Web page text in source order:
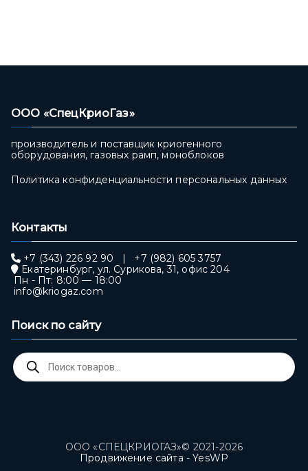
ООО «СпецКриоГаз»
производитель и поставщик криогенного
оборудования, газовых рамп, моноблоков
Политика конфиденциальности персональных данных
Контакты
+7 (343) 226 92 90 | +7 (982) 605 3757
Екатеринбург, ул. Сурикова, 31, офис 204
Пн - Пт: 8:00 — 18:00
info@kriogaz.com
Поиск по сайту
Поиск
товаров
ООО «СПЕЦКРИОГАЗ»© 2021-2026
Продвижение сайта - YesWP